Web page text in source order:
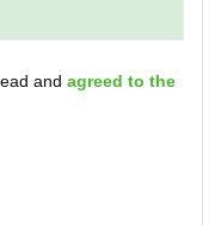
and agreed to the